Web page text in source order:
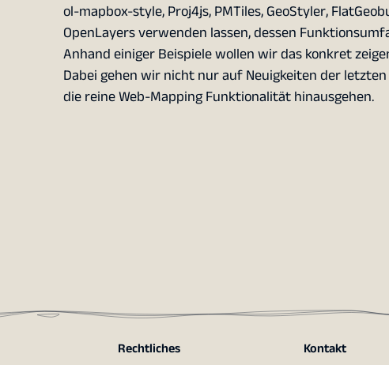
ol-mapbox-style, Proj4js, PMTiles, GeoStyler,
OpenLayers verwenden lassen, dessen
Anhand einiger Beispiele wollen wir das konkret
Dabei gehen wir nicht nur auf Neuigkeiten der
die reine Web-Mapping Funktionalität hinausgehen.
Rechtliches Kontakt